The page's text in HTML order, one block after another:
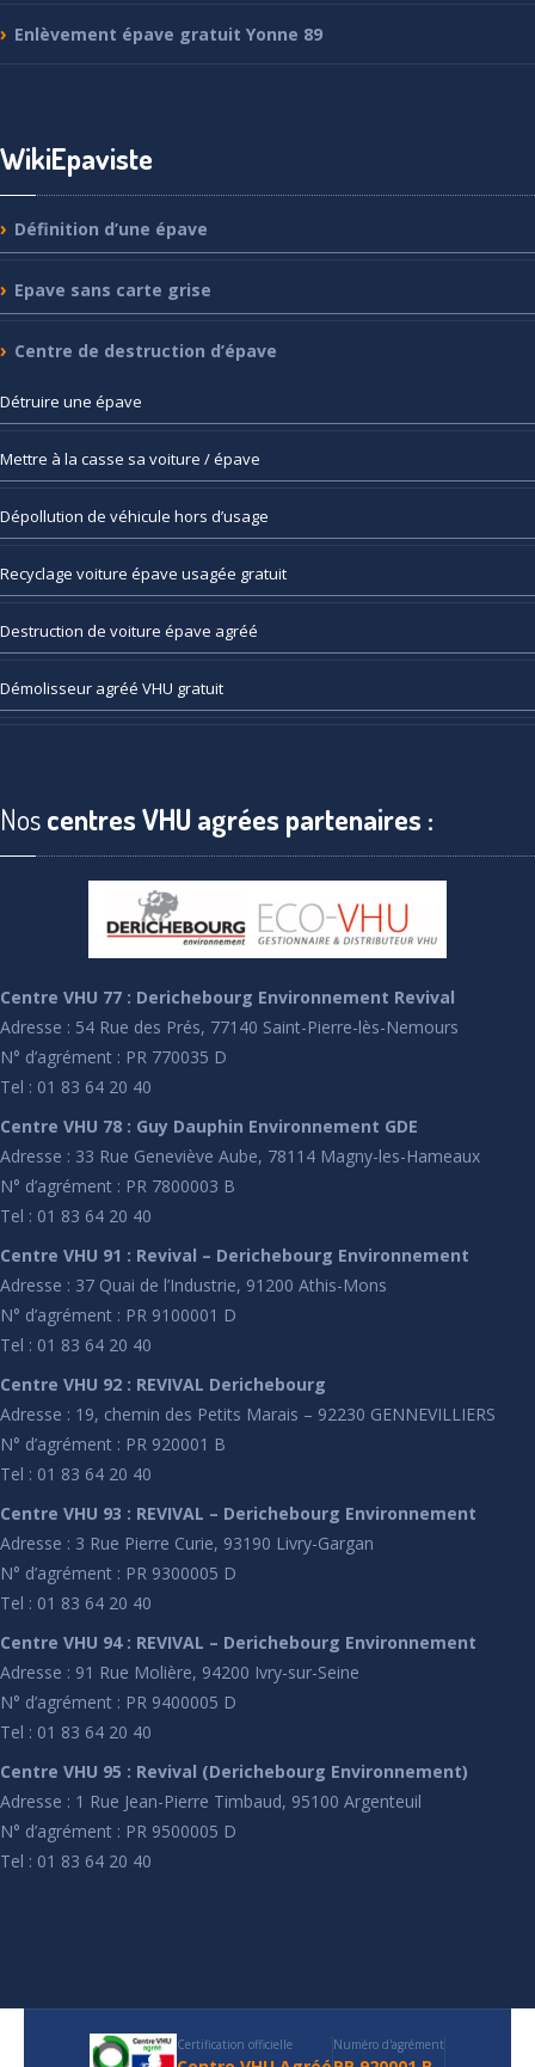
Enlèvement épave gratuit Yonne 89
WikiEpaviste
Définition d’une épave
Epave sans carte grise
Centre de destruction d’épave
Détruire une épave
Mettre à la casse sa voiture / épave
Dépollution de véhicule hors d’usage
Recyclage voiture épave usagée gratuit
Destruction de voiture épave agréé
Démolisseur agréé VHU gratuit
Noscentres VHU agrées partenaires :
Centre VHU 77 : Derichebourg Environnement Revival
Adresse : 54 Rue des Prés, 77140 Saint-Pierre-lès-Nemours
N° d’agrément : PR 770035 D
Tel : 01 83 64 20 40
Centre VHU 78 : Guy Dauphin Environnement GDE
Adresse : 33 Rue Geneviève Aube, 78114 Magny-les-Hameaux
N° d’agrément : PR 7800003 B
Tel : 01 83 64 20 40
Centre VHU 91 : Revival – Derichebourg Environnement
Adresse : 37 Quai de l’Industrie, 91200 Athis-Mons
N° d’agrément : PR 9100001 D
Tel : 01 83 64 20 40
Centre VHU 92 : REVIVAL Derichebourg
Adresse : 19, chemin des Petits Marais – 92230 GENNEVILLIERS
N° d’agrément : PR 920001 B
Tel : 01 83 64 20 40
Centre VHU 93 : REVIVAL – Derichebourg Environnement
Adresse : 3 Rue Pierre Curie, 93190 Livry-Gargan
N° d’agrément : PR 9300005 D
Tel : 01 83 64 20 40
Centre VHU 94 : REVIVAL – Derichebourg Environnement
Adresse : 91 Rue Molière, 94200 Ivry-sur-Seine
N° d’agrément : PR 9400005 D
Tel : 01 83 64 20 40
Centre VHU 95 : Revival (Derichebourg Environnement)
Adresse : 1 Rue Jean-Pierre Timbaud, 95100 Argenteuil
N° d’agrément : PR 9500005 D
Tel : 01 83 64 20 40
Certification officielle Numéro d'agrément